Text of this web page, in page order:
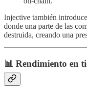
Injective también
donde una parte de las
destruida, creando una
📊 Rendimiento en